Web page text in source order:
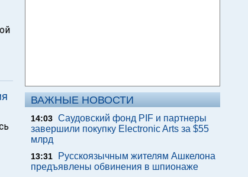
ВАЖНЫЕ НОВОСТИ
14:03 Саудовский фонд PIF и партнеры
завершили покупку Electronic Arts за $55
млрд
13:31
Русскоязычным жителям Ашкелона
предъявлены обвинения в шпионаже